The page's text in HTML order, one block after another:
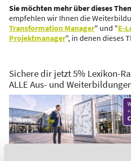
Sie möchten mehr über dieses
empfehlen wir Ihnen die
Transformation Manager" und "E-
Projektmanager", in denen dieses
Sichere dir jetzt 5% Lexikon-
ALLE Aus- und
*Der Rabattcode "NEUGIER5" ist